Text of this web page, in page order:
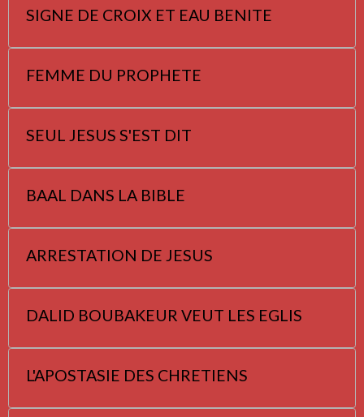
SIGNE DE CROIX ET EAU BENITE
FEMME DU PROPHETE
SEUL JESUS S'EST DIT
BAAL DANS LA BIBLE
ARRESTATION DE JESUS
DALID BOUBAKEUR VEUT LES EGLIS
L'APOSTASIE DES CHRETIENS